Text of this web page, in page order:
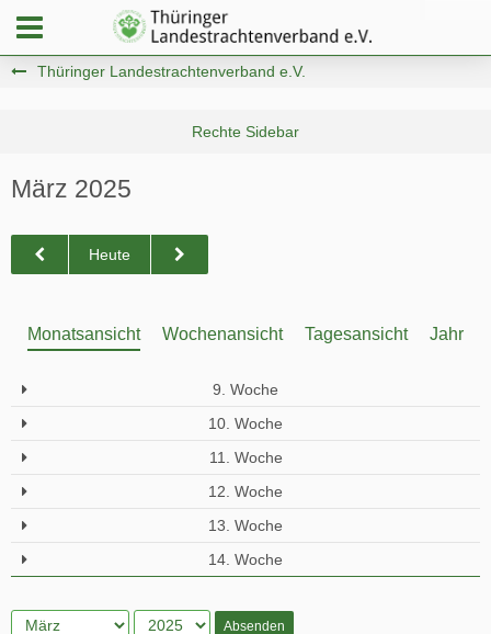
Thüringer Landestrachtenverband e.V.
März 2025
Heute
Monatsansicht Wochenansicht Tagesansicht
9. Woche
10. Woche
11. Woche
12. Woche
13. Woche
14. Woche
Absenden